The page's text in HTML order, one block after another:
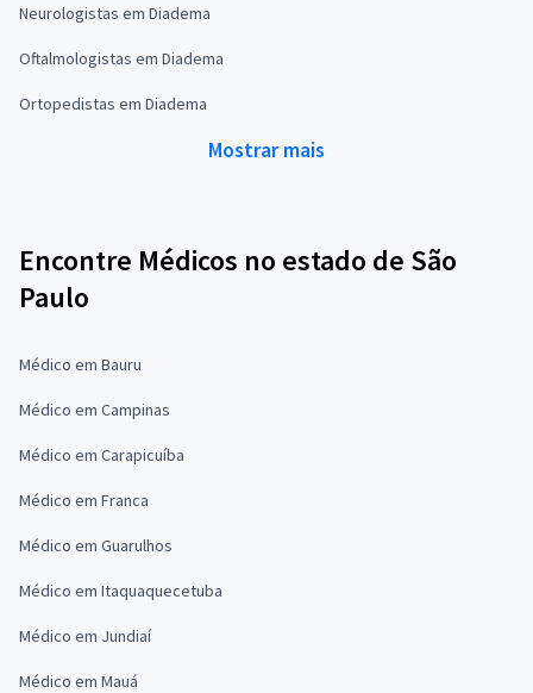
Neurologistas em Diadema
Oftalmologistas em Diadema
Ortopedistas em Diadema
Mostrar mais
Encontre Médicos no estado de São
Paulo
Médico em Bauru
Médico em Campinas
Médico em Carapicuíba
Médico em Franca
Médico em Guarulhos
Médico em Itaquaquecetuba
Médico em Jundiaí
Médico em Mauá